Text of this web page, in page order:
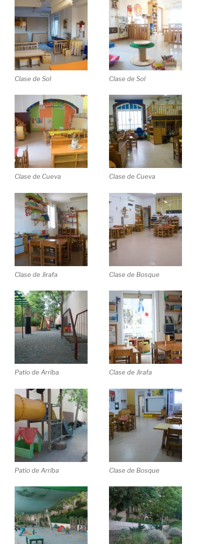
Clase de Sol Clase de Sol
Clase de Cueva Clase de Cueva
Clase de Jirafa Clase de Bosque
Patio de Arriba Clase de Jirafa
Patio de Arriba Clase de Bosque